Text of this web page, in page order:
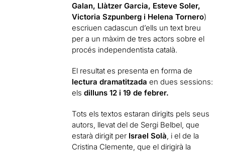
Galan, Llàtzer Garcia, Esteve Soler,
Victoria Szpunberg i Helena Tornero)
escriuen cadascun d’ells un text breu
per a un màxim de tres actors sobre el
procés independentista català.
El resultat es presenta en forma de
lectura dramatitzada en dues sessions:
elsdilluns 12 i 19 de febrer.
Tots els textos estaran dirigits pels seus
autors, llevat del de Sergi Belbel, que
estarà dirigit per Israel Solà , i el de la
Cristina Clemente, que el dirigirà la